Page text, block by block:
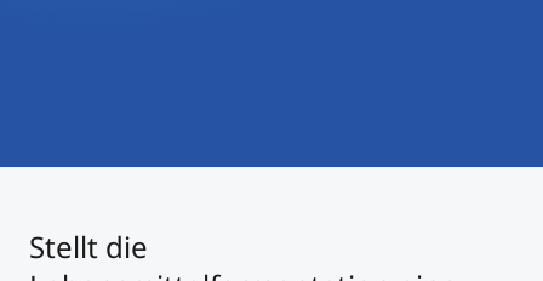
Masterclasses
Stellt die